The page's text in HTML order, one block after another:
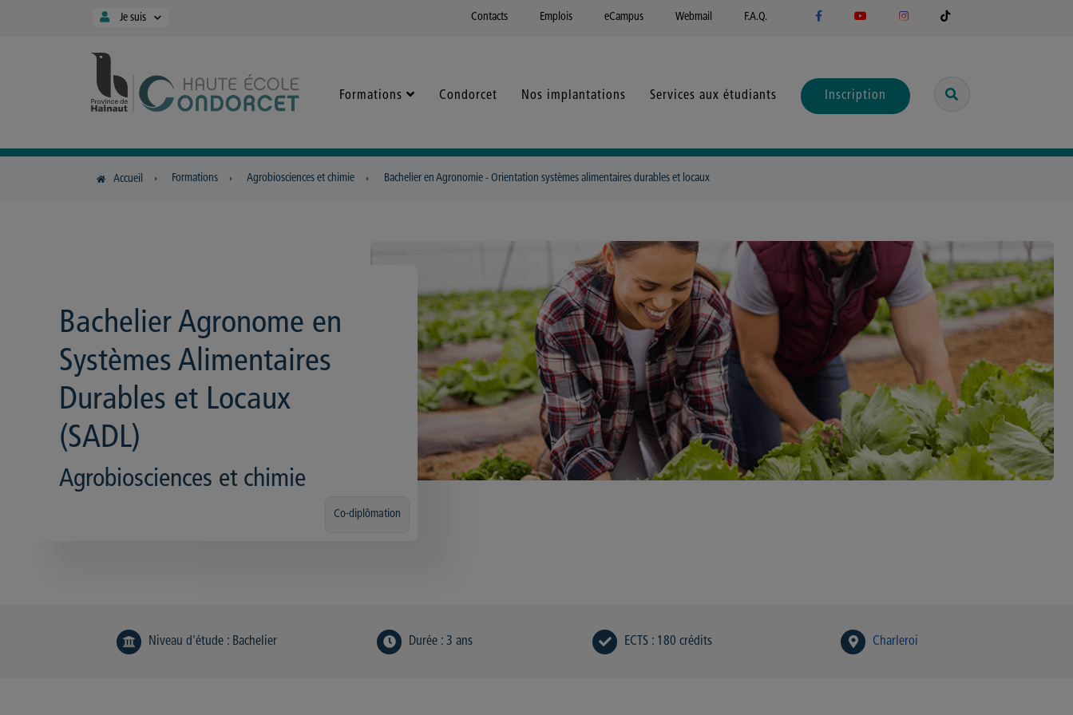
Panneau de gestion des cookies
Je suis Contacts Emplois eCampus Webmail F.A.Q.
Formations Condorcet Nos implantations Services aux étudiants Inscription
Accueil Formations Agrobiosciences et chimie Bachelier en Agronomie - Orientation systèmes alimentaires durables et locaux
Bachelier Agronome en
Systèmes Alimentaires
Durables et Locaux
(SADL)
Agrobiosciences et chimie
Co-diplômation
Niveau d'étude : Bachelier Durée: 3 ans ECTS: 180 crédits Charleroi